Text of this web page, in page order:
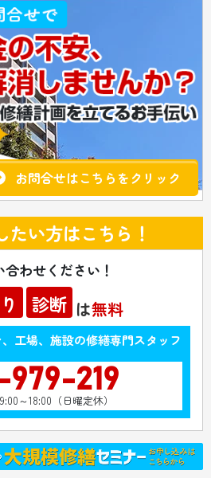
お問合せはこちらをクリック
たい方はこちら！
わせください！
診断 は無料
工場、施設の修繕専門スタッフ
979-219
～18:00（日曜定休）